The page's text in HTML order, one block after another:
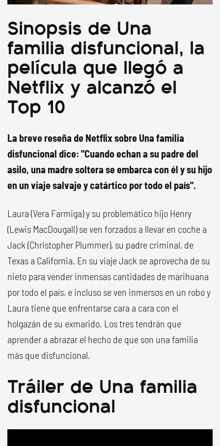
Sinopsis de Una
familia disfuncional, la
película que llegó a
Netflix y alcanzó el
Top 10
La breve reseña de Netflix sobre Una familia
disfuncional dice: "Cuando echan a su padre del
asilo, una madre soltera se embarca con él y su hijo
en un viaje salvaje y catártico por todo el país".
Laura (Vera Farmiga) y su problemático hijo Henry
(Lewis MacDougall) se ven forzados a llevar en coche a
Jack (Christopher Plummer), su padre criminal, de
Texas a California. En su viaje Jack se aprovecha de su
nieto para vender inmensas cantidades de marihuana
por todo el país, e incluso se ven inmersos en un robo y
Laura tiene que enfrentarse cara a cara con el
holgazán de su exmarido. Los tres tendrán que
aprender a abrazar el hecho de que son una familia
más que disfuncional.
Tráiler de Una familia
disfuncional